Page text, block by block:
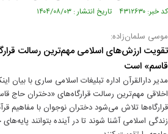
کد خبر: ۴۳۱۲۶۳۰ تاریخ انتشار : ۱۴۰۴/۰۸/۰۳
موسی سلمان‌زاده:
تقویت ارزش‌های اسلامی مهم‌ترین رسالت
قاسم» است
مدیر دارالقرآن اداره تبلیغات اسلامی ساری با
اخلاقی مهم‌ترین رسالت قرارگاه‌های «دختران حاج
قرارگاه‌ها تلاش می‌شود دختران نوجوان با مفاهیم
زندگی اسلامی آشنا شوند تا در آینده بتوانند